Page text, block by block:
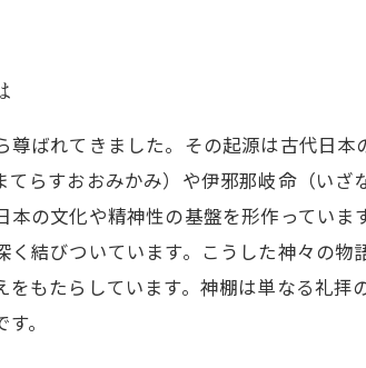
ばれてきました。その起源は古代日
らすおおみかみ）や伊邪那岐命（い
の文化や精神性の基盤を形作ってい
結びついています。こうした神々の
もたらしています。神棚は単なる礼
。